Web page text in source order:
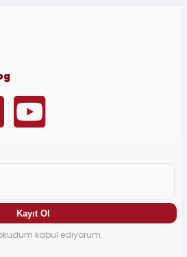
kabul ediyorum.